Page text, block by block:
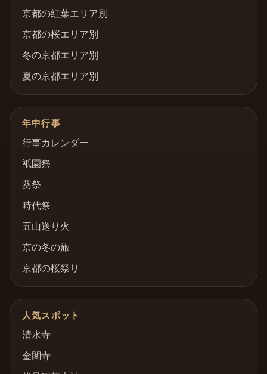
京都の紅葉エリア別
京都の桜エリア別
冬の京都エリア別
夏の京都エリア別
年中行事
行事カレンダー
祇園祭
葵祭
時代祭
五山送り火
京の冬の旅
京都の桜祭り
人気スポット
清水寺
金閣寺